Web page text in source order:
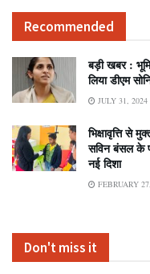
Recommended
बड़ी खबर :
लिया डीएम
JULY 31, 2024
भिक्षावृत्ति से
सविन बंसल के
नई दिशा
FEBRUARY
Don't miss it